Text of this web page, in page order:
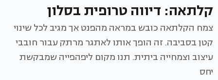
קלתאה: דיווה טרופית בסלון
צמח הקלתאה כובש במראה מהפנט אך מגיב לכל שינוי
קטן בסביבה. זה הופך אותו לאתגר מרתק עבור חובבי
עיצוב וצמחייה ביתית. תנו מקום ליפהפייה שמבקשת
יחס